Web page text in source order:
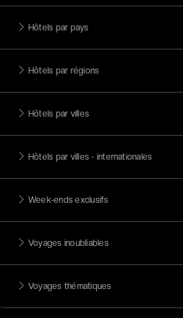
Hôtels par pays
Hôtels par régions
Hôtels par villes
Hôtels par villes - internationales
Week-ends exclusifs
Voyages inoubliables
Voyages thématiques